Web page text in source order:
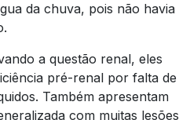
da chuva, pois não havia
a questão renal, eles
pré-renal por falta de
Também apresentam
com muitas lesões